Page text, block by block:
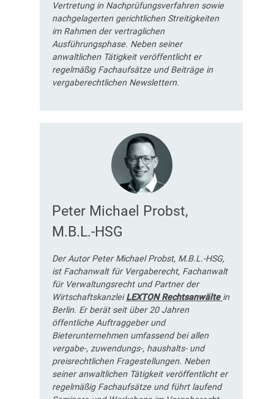
Vertretung in Nachprüfungsverfahren sowie
nachgelagerten gerichtlichen Streitigkeiten
im Rahmen der vertraglichen
Ausführungsphase. Neben seiner
anwaltlichen Tätigkeit veröffentlicht er
regelmäßig Fachaufsätze und Beiträge in
vergaberechtlichen Newslettern.
Peter Michael Probst,
M.B.L.-HSG
Der Autor Peter Michael Probst, M.B.L.-HSG,
ist Fachanwalt für Vergaberecht, Fachanwalt
für Verwaltungsrecht und Partner der
WirtschaftskanzleiLEXTON Rechtsanwälte in
Berlin. Er berät seit über 20 Jahren
öffentliche Auftraggeber und
Bieterunternehmen umfassend bei allen
vergabe-, zuwendungs-, haushalts- und
preisrechtlichen Fragestellungen. Neben
seiner anwaltlichen Tätigkeit veröffentlicht er
regelmäßig Fachaufsätze und führt laufend